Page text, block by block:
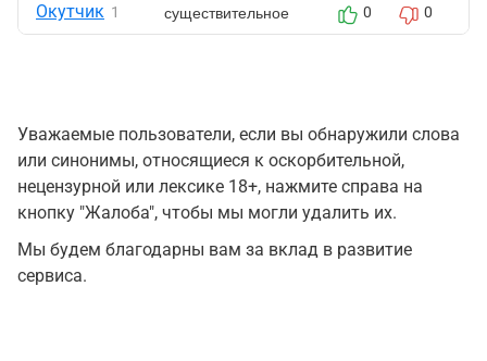
Окутчик 1 существительное 0 0
Уважаемые пользователи, если вы обнаружили слова
или синонимы, относящиеся к оскорбительной,
нецензурной или лексике 18+, нажмите справа на
кнопку "Жалоба", чтобы мы могли удалить их.
Мы будем благодарны вам за вклад в развитие
сервиса.